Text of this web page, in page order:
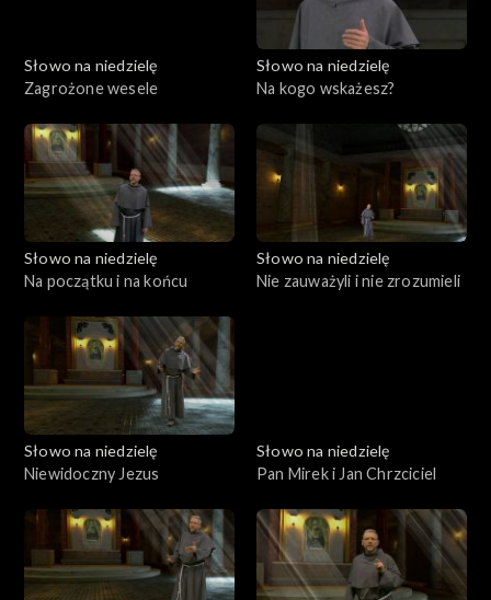
Słowo na niedzielę
Zagrożone wesele
Słowo na niedzielę
Na kogo wskażesz?
Słowo na niedzielę
Na początku i na końcu
Słowo na niedzielę
Nie zauważyli i nie zrozumieli
Słowo na niedzielę
Niewidoczny Jezus
Słowo na niedzielę
Pan Mirek i Jan Chrzciciel